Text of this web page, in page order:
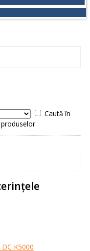
Caută în